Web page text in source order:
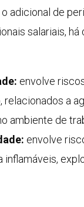
adicional de
salariais, há
envolve
relacionados a
ambiente de
envolve
inflamáveis,